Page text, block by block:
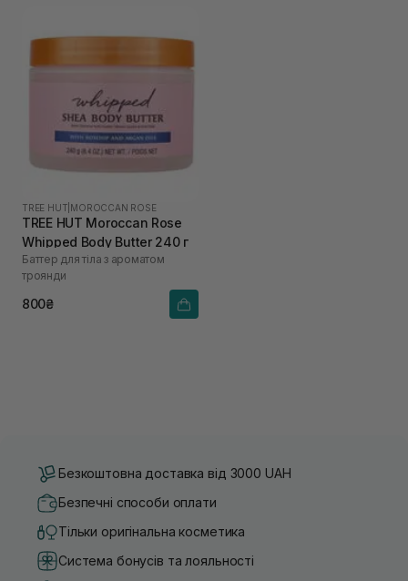
TREE HUT MOROCCAN ROSE
TREE HUT Moroccan Rose
Whipped Body Butter 240 г
Баттер для тіла з ароматом
троянди
800₴
Безкоштовна доставка від 3000 UAH
Безпечні способи оплати
Тільки оригінальна косметика
Система бонусів та лояльності